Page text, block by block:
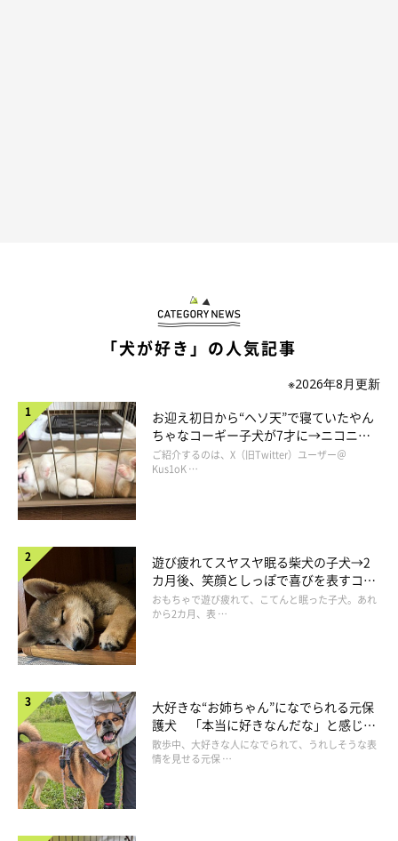
「犬が好き」の人気記事
※2026年8月更新
お迎え初日から“ヘソ天”で寝ていたやん
ちゃなコーギー子犬が7才に→ニコニ
コ“コーギースマイル”が魅力のコに成
長！
ご紹介するのは、X（旧Twitter）ユーザー＠
Kus1oK …
遊び疲れてスヤスヤ眠る柴犬の子犬→2
カ月後、笑顔としっぽで喜びを表すコに
成長！
おもちゃで遊び疲れて、こてんと眠った子犬。あれ
から2カ月、表 …
大好きな“お姉ちゃん”になでられる元保
護犬 「本当に好きなんだな」と感じる
表情にほっこり
散歩中、大好きな人になでられて、うれしそうな表
情を見せる元保 …